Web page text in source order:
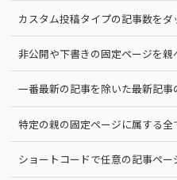
カスタム投稿タイプの記事数を
非公開や下書きの固定ページを
一番最新の記事を除いた最新記事
特定の親の固定ページに属する
ショートコードで任意の記事ペ